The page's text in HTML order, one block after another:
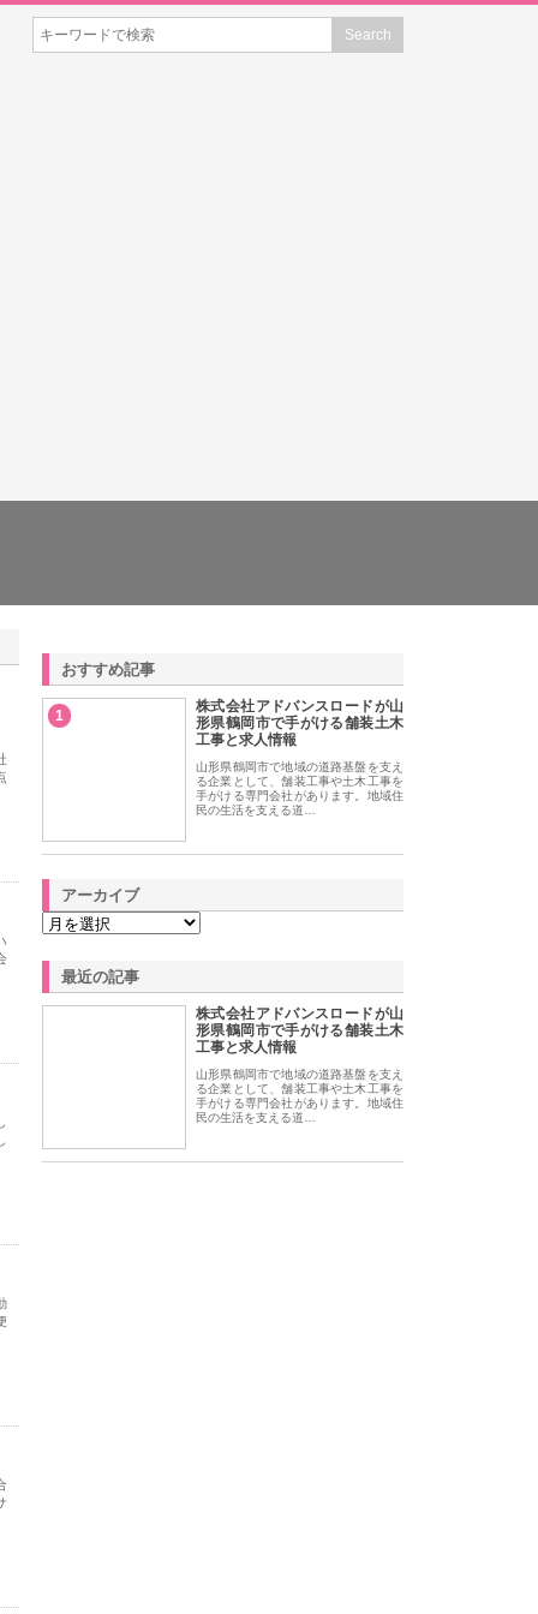
おすすめ記事
1
株式会社アドバンスロードが山
形県鶴岡市で手がける舗装土木
工事と求人情報
山形県鶴岡市で地域の道路基盤を支え
る企業として、舗装工事や土木工事を
手がける専門会社があります。地域住
民の生活を支える道…
アーカイブ
最近の記事
株式会社アドバンスロードが山
形県鶴岡市で手がける舗装土木
工事と求人情報
山形県鶴岡市で地域の道路基盤を支え
る企業として、舗装工事や土木工事を
手がける専門会社があります。地域住
民の生活を支える道…